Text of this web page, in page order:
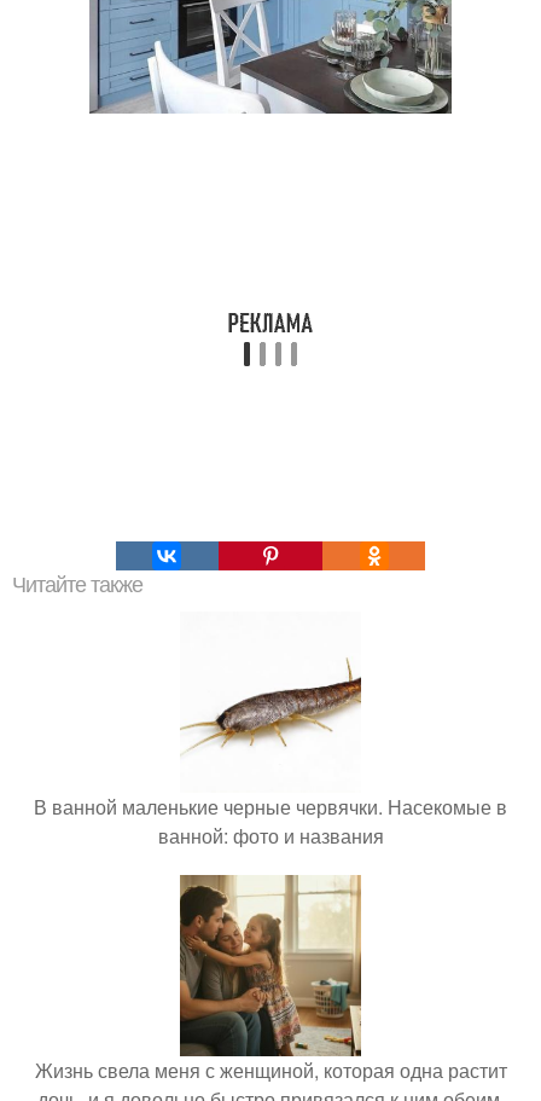
Читайте также
В ванной маленькие черные червячки. Насекомые в
ванной: фото и названия
Жизнь свела меня с женщиной, которая одна растит